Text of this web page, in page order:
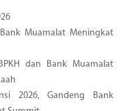
Muamalat Meningkat
dan Bank Muamalat
2026, Gandeng Bank